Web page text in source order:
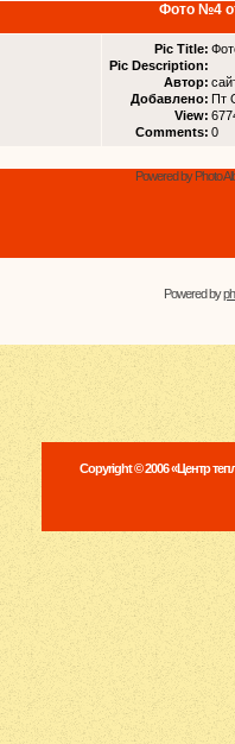
Фото №4
Pic Title:
Pic Description:
Автор:
Добавлено: Пт
View:
Comments: 0
Powered by Photo
Powered by
Copyright © 2006 «Центр